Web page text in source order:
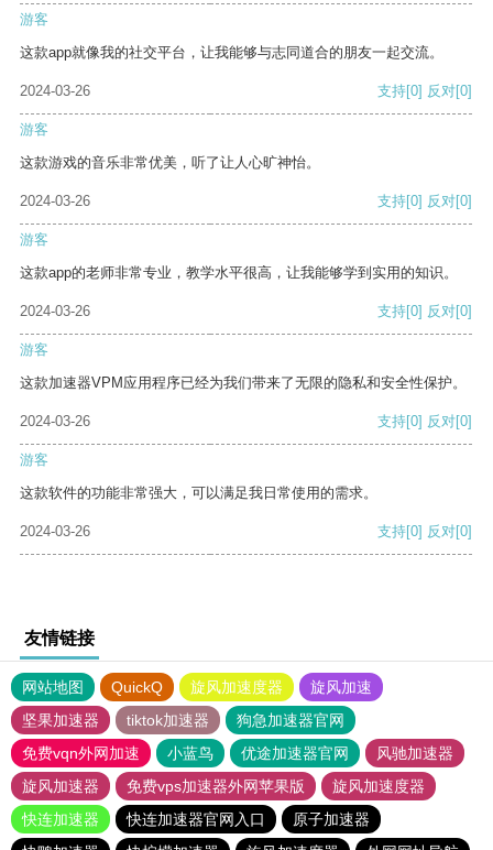
游客
这款app就像我的社交平台，让我能够与志同道合的朋友一起交流。
2024-03-26 支持[0] 反对[0]
游客
这款游戏的音乐非常优美，听了让人心旷神怡。
2024-03-26 支持[0] 反对[0]
游客
这款app的老师非常专业，教学水平很高，让我能够学到实用的知识。
2024-03-26 支持[0] 反对[0]
游客
这款加速器VPM应用程序已经为我们带来了无限的隐私和安全性保护。
2024-03-26 支持[0] 反对[0]
游客
这款软件的功能非常强大，可以满足我日常使用的需求。
2024-03-26 支持[0] 反对[0]
友情链接
网站地图 QuickQ 旋风加速度器
旋风加速
坚果加速器
tiktok加速器
狗急加速器官网
免费vqn外网加速
小蓝鸟 优途加速器官网
风驰加速器
旋风加速器
免费vps加速器外网苹果版
旋风加速度器
快连加速器
快连加速器官网入口
原子加速器